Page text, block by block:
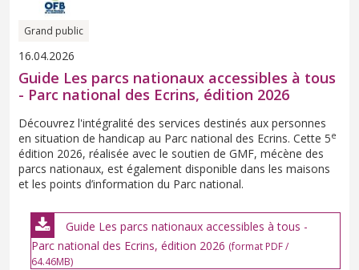
Grand public
16.04.2026
Guide Les parcs nationaux accessibles à tous
- Parc national des Ecrins, édition 2026
Découvrez l'intégralité des services destinés aux personnes
en situation de handicap au Parc national des Ecrins. Cette 5e
édition 2026, réalisée avec le soutien de GMF, mécène des
parcs nationaux, est également disponible dans les maisons
et les points d’information du Parc national.
Guide Les parcs nationaux accessibles à tous -
Parc national des Ecrins, édition 2026 (format PDF /
64.46MB)